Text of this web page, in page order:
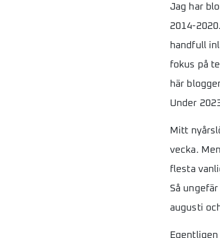
Jag har
2014-
handfull
fokus på
här
Under
Mitt
vecka.
flesta
Så
augusti